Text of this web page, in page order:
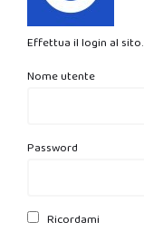
Effettua il login al sito.
Nome utente
Password
Ricordami